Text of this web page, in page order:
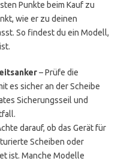
Punkte beim Kauf zu
wie er zu deinen
So findest du ein Modell,
– Prüfe die
es sicher an der Scheibe
Sicherungsseil und
darauf, ob das Gerät für
Scheiben oder
ist. Manche Modelle